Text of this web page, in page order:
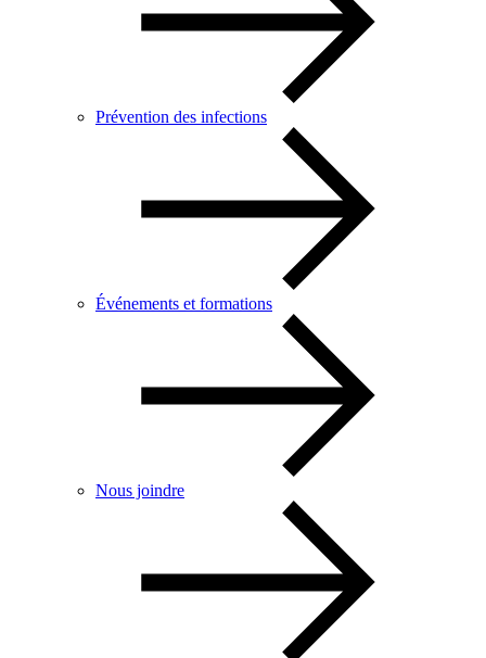
Prévention des infections
Événements et formations
Nous joindre